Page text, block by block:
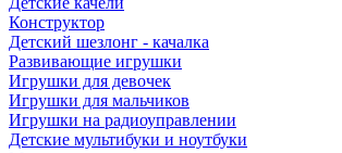
Конструктор
Детский шезлонг - качалка
Развивающие игрушки
Игрушки для девочек
Игрушки для мальчиков
Игрушки на радиоуправлении
Детские мультибуки и ноутбуки